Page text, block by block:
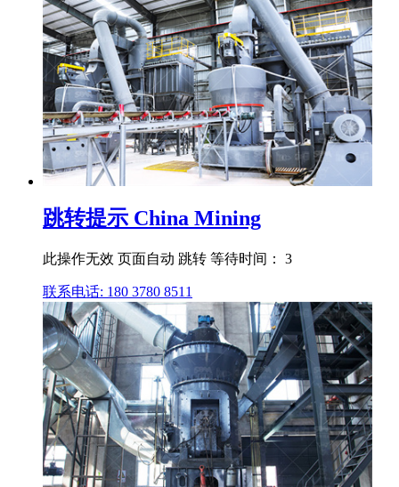
跳转提示 China Mining
此操作无效 页面自动 跳转 等待时间： 3
联系电话: 180 3780 8511